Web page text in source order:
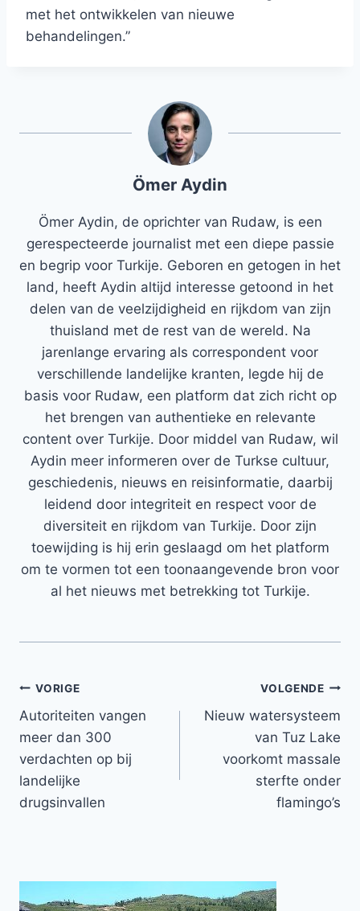
met het ontwikkelen van nieuwe
behandelingen.”
Ömer Aydin
Ömer Aydin, de oprichter van Rudaw, is een
gerespecteerde journalist met een diepe passie
en begrip voor Turkije. Geboren en getogen in het
land, heeft Aydin altijd interesse getoond in het
delen van de veelzijdigheid en rijkdom van zijn
thuisland met de rest van de wereld. Na
jarenlange ervaring als correspondent voor
verschillende landelijke kranten, legde hij de
basis voor Rudaw, een platform dat zich richt op
het brengen van authentieke en relevante
content over Turkije. Door middel van Rudaw, wil
Aydin meer informeren over de Turkse cultuur,
geschiedenis, nieuws en reisinformatie, daarbij
leidend door integriteit en respect voor de
diversiteit en rijkdom van Turkije. Door zijn
toewijding is hij erin geslaagd om het platform
om te vormen tot een toonaangevende bron voor
al het nieuws met betrekking tot Turkije.
Bericht
navigatie
VORIGE
Autoriteiten vangen
meer dan 300
verdachten op bij
landelijke
drugsinvallen
VOLGENDE
Nieuw watersysteem
van Tuz Lake
voorkomt massale
sterfte onder
flamingo’s